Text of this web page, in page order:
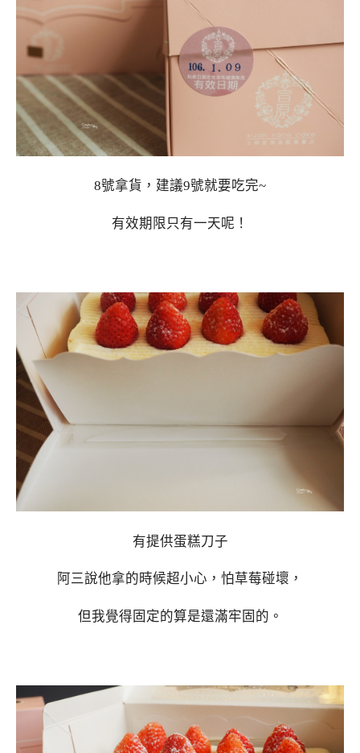
8號拿貨，建議9號就要吃完~
有效期限只有一天呢！
有提供蛋糕刀子
阿三說他拿的時候超小心，怕草莓碰壞，
但我覺得固定的算是還滿牢固的。